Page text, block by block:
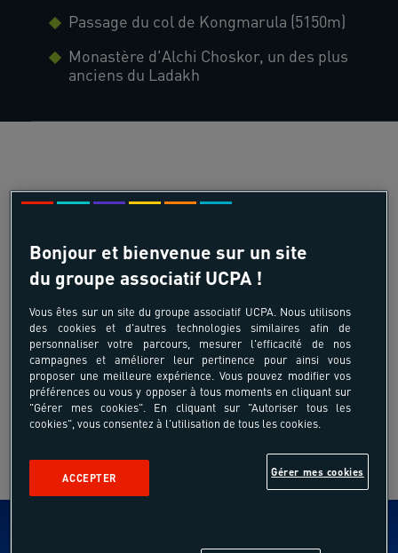
Passage du col de Kongmarula (5150m)
Monastère d'Alchi Choskor, un des plus
anciens du Ladakh
Bonjour et bienvenue sur un site
du groupe associatif UCPA !
Vous êtes sur un site du groupe associatif UCPA. Nous utilisons
des cookies et d'autres technologies similaires afin de
personnaliser votre parcours, mesurer l'efficacité de nos
campagnes et améliorer leur pertinence pour ainsi vous
proposer une meilleure expérience. Vous pouvez modifier vos
préférences ou vous y opposer à tous moments en cliquant sur
"Gérer mes cookies". En cliquant sur "Autoriser tous les
cookies", vous consentez à l'utilisation de tous les cookies.
Gérer mes cookies
ACCEPTER